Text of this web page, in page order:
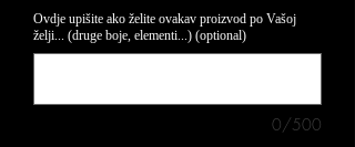
Ovdje upišite ako želite ovakav proizvod po Vašoj
želji... (druge boje, elementi...) (optional)
0/500